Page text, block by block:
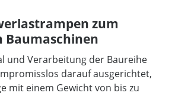
zum
Baumaschinen
und Verarbeitung der Baureihe
darauf ausgerichtet,
mit einem Gewicht von bis zu